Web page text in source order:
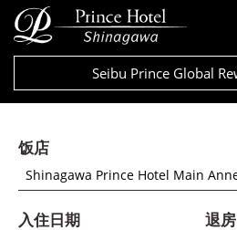
Seibu Prince Global
饭店
Shinagawa Prince Hotel Main
入住日期 退